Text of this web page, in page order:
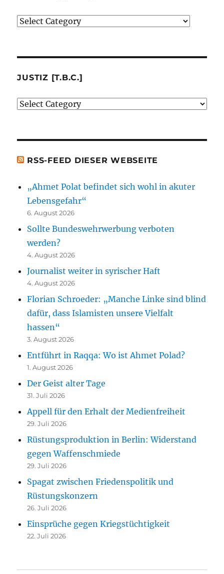
Verlage
besprochenen
erwähnten
JUSTIZ [T.B.C.]
Justiz
RSS-FEED DIESER WEBSEITE
„Ahmet Polat befindet sich wohl in akuter
Lebensgefahr“
6. August 2026
Sollte Bundeswehrwerbung verboten
werden?
4. August 2026
Journalist weiter in syrischer Haft
4. August 2026
Florian Schroeder: „Manche Linke sind blind
dafür, dass Islamisten unsere Vielfalt
hassen“
3. August 2026
Entführt in Raqqa: Wo ist Ahmet Polad?
1. August 2026
Der Geist alter Tage
31. Juli 2026
Appell für den Erhalt der Medienfreiheit
29. Juli 2026
Rüstungsproduktion in Berlin: Widerstand
gegen Waffenschmiede
29. Juli 2026
Spagat zwischen Friedenspolitik und
Rüstungskonzern
26. Juli 2026
Einsprüche gegen Kriegstüchtigkeit
22. Juli 2026